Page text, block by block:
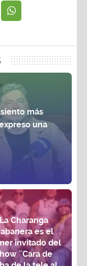
más
una
La Charanga
es el
invitado del
¨Cara de